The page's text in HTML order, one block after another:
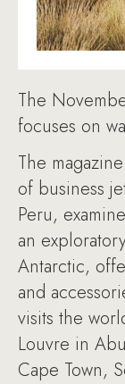
The
focuses on
The
of business
Peru,
an
Antarctic,
and
visits the
Louvre in
Cape Town,